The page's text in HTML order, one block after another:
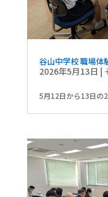
谷山中学校 職場体
2026年5月13日 |
5月12日から13日の